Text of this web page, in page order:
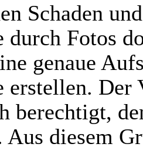
Schaden
durch Fotos
genaue
erstellen. Der
berechtigt,
Aus diesem